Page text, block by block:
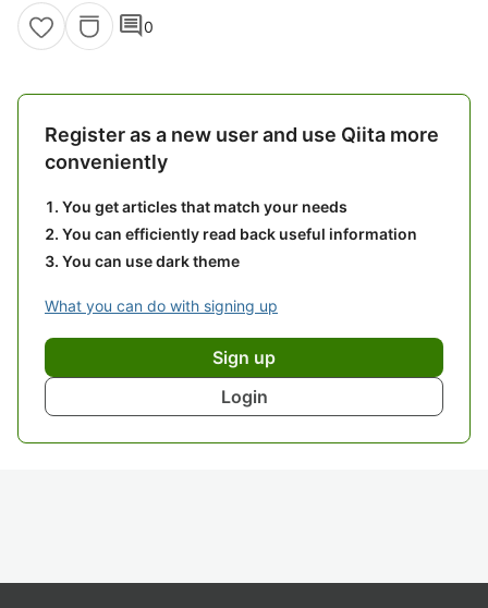
comment0
Register as a new user and use Qiita more
conveniently
You get articles that match your needs
You can efficiently read back useful information
You can use dark theme
What you can do with signing up
Sign up
Login